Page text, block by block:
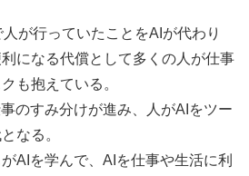
が行っていたことをAIが代わり
になる代償として多くの人が仕事
も抱えている。
のすみ分けが進み、人がAIをツー
なる。
AIを学んで、AIを仕事や生活に利